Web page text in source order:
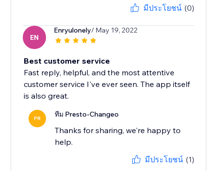
มีประโยชน์ (0)
EN
Enryulonely/ May 19, 2022
Best customer service
Fast reply, helpful, and the most attentive
customer service I've ever seen. The app itself
is also great.
PR ทีม Presto-Changeo
Thanks for sharing, we're happy to
help.
มีประโยชน์ (1)